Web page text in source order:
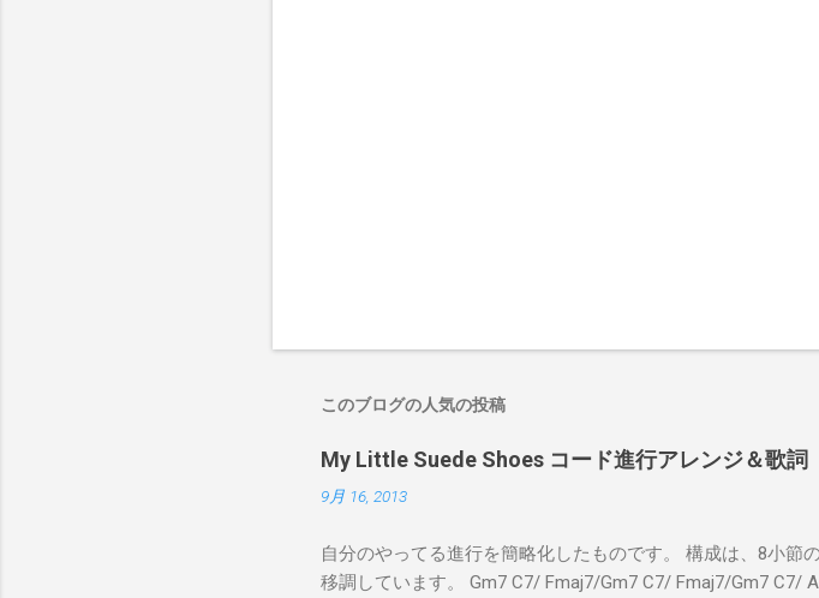
このブログの人気の投稿
My Little Suede Shoes コード進行アレンジ＆歌詞
9月 16, 2013
自分のやってる進行を簡略化したものです。 構成は、8小節
移調しています。 Gm7 C7/ Fmaj7/Gm7 C7/ Fmaj7/Gm7 C7/